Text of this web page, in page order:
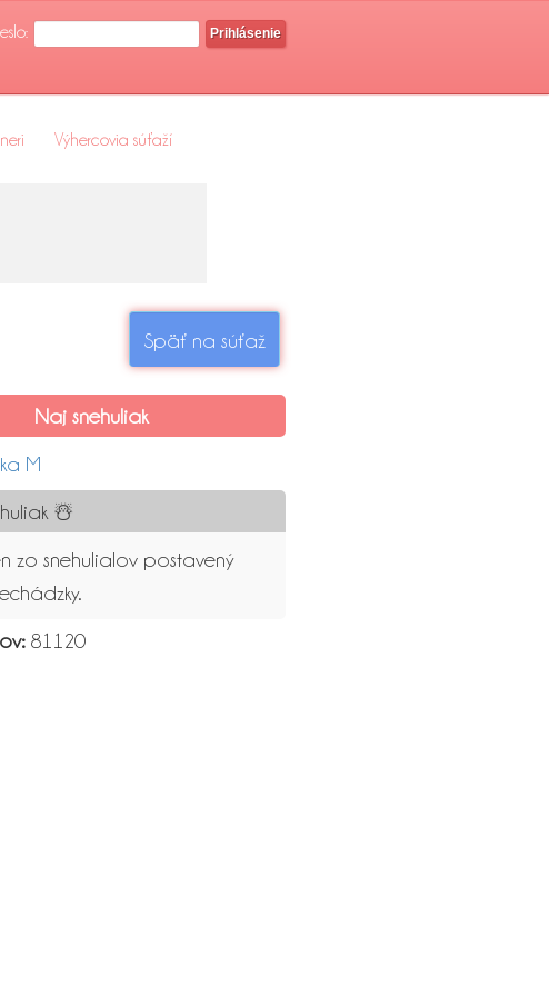
Prihlásenie
Výhercovia súťaží
Späť na súťaž
Naj snehuliak
M
☃️
zo snehulialov postavený
81120